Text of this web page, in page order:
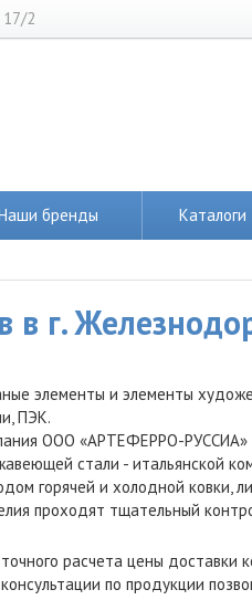
2
бренды Каталоги
в г.
элементы и элементы
ПЭК.
ООО «АРТЕФЕРРО-РУССИА» —
стали - итальянской
горячей и холодной ковки,
проходят тщательный
расчета цены доставки
по продукции